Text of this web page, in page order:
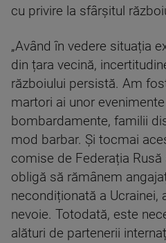
cu privire la sfârșitul
„Având în vedere situația
din țara vecină,
războiului persistă. Am
martori ai unor
bombardamente, familii
mod barbar. Și tocmai
comise de Federația
obligă să rămânem
necondiționată a Ucrainei,
nevoie. Totodată, este
alături de partenerii